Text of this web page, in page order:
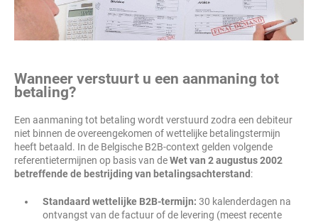
Wanneer verstuurt u een aanmaning tot
betaling?
Een aanmaning tot betaling wordt verstuurd zodra een debiteur
niet binnen de overeengekomen of wettelijke betalingstermijn
heeft betaald. In de Belgische B2B-context gelden volgende
referentietermijnen op basis van deWet van 2 augustus 2002
betreffende de bestrijding van betalingsachterstand:
Standaard wettelijke B2B-termijn: 30 kalenderdagen na
ontvangst van de factuur of de levering (meest recente